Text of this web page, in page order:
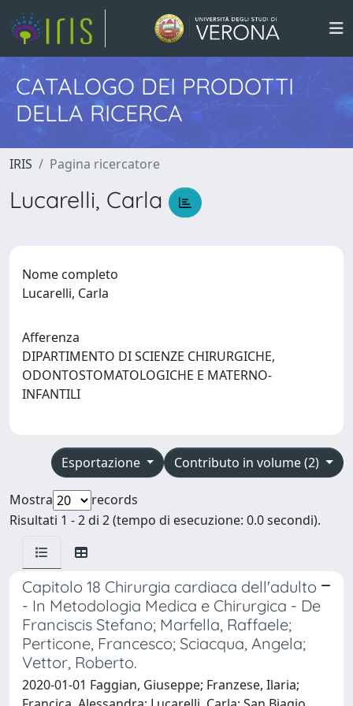
CATALOGO DEI PRODOTTI
DELLA RICERCA
IRIS Pagina ricercatore
Lucarelli, Carla
Nome completo
Lucarelli, Carla
Afferenza
DIPARTIMENTO DI SCIENZE CHIRURGICHE,
ODONTOSTOMATOLOGICHE E MATERNO-
INFANTILI
Contributo in volume (2)
Esportazione
Mostra
records
Risultati 1 - 2 di 2 (tempo di esecuzione: 0.0 secondi).
Capitolo 18 Chirurgia cardiaca dell'adulto
- In Metodologia Medica e Chirurgica - De
Franciscis Stefano; Marfella, Raffaele;
Perticone, Francesco; Sciacqua, Angela;
Vettor, Roberto.
2020-01-01 Faggian, Giuseppe; Franzese, Ilaria;